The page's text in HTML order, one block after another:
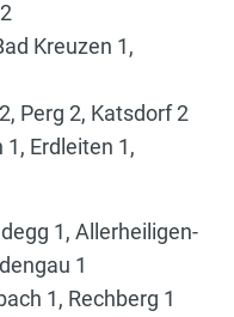
Kreuzen 1,
Perg 2, Katsdorf 2
Erdleiten 1,
1, Allerheiligen-
1
1, Rechberg 1